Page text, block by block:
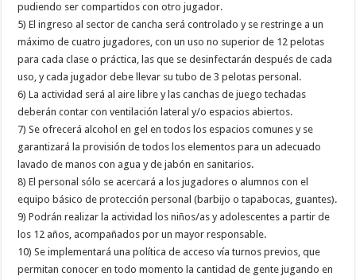
pudiendo ser compartidos con otro jugador.
5) El ingreso al sector de cancha será controlado y se restringe a un
máximo de cuatro jugadores, con un uso no superior de 12 pelotas
para cada clase o práctica, las que se desinfectarán después de cada
uso, y cada jugador debe llevar su tubo de 3 pelotas personal.
6) La actividad será al aire libre y las canchas de juego techadas
deberán contar con ventilación lateral y/o espacios abiertos.
7) Se ofrecerá alcohol en gel en todos los espacios comunes y se
garantizará la provisión de todos los elementos para un adecuado
lavado de manos con agua y de jabón en sanitarios.
8) El personal sólo se acercará a los jugadores o alumnos con el
equipo básico de protección personal (barbijo o tapabocas, guantes).
9) Podrán realizar la actividad los niños/as y adolescentes a partir de
los 12 años, acompañados por un mayor responsable.
10) Se implementará una política de acceso vía turnos previos, que
permitan conocer en todo momento la cantidad de gente jugando en